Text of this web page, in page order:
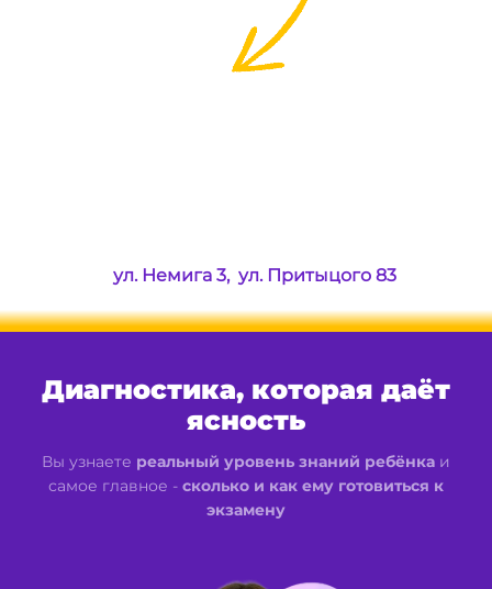
ул. Немига 3, ул. Притыцого 83
Диагностика, которая даёт
ясность
Вы узнаете реальный уровень знаний ребёнка и
самое главное - сколько и как ему готовиться к
экзамену